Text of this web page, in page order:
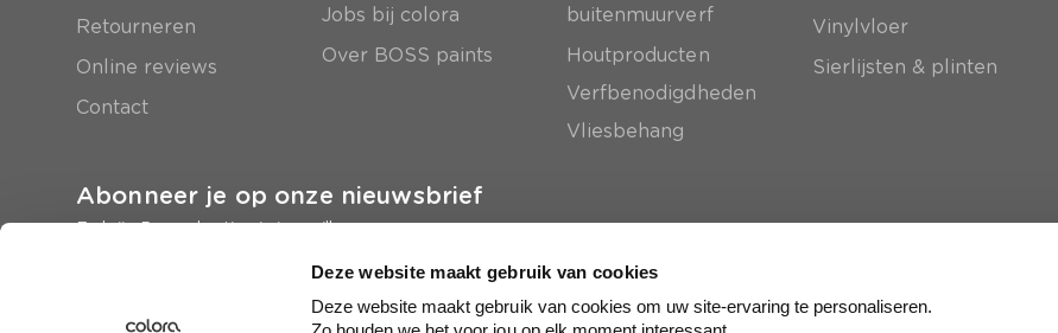
Deze website maakt gebruik van cookies
Deze website maakt gebruik van cookies om uw site-ervaring te personaliseren.
Retourneren
Online reviews
Contact
Jobs bij colora
Over BOSS paints
buitenmuurverf
Houtproducten
Verfbenodigdheden
Vliesbehang
Vinylvloer
Sierlijsten & plinten
Abonneer je op onze nieuwsbrief
En krijg 5 euro korting in je mailbox
Inschrijven